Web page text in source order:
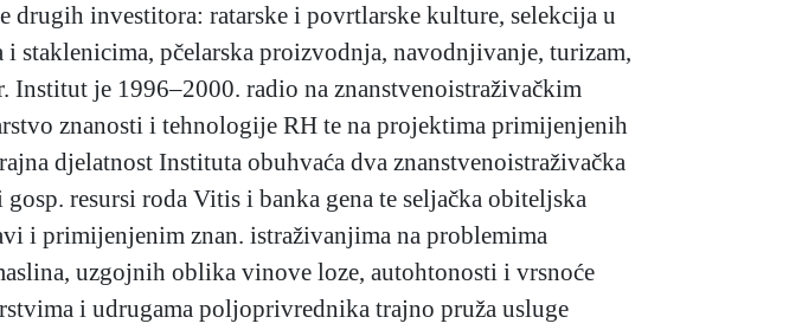
investitora: ratarske i povrtlarske kulture, selekcija u
staklenicima, pčelarska proizvodnja, navodnjivanje, turizam,
je 1996–2000. radio na znanstvenoistraživačkim
znanosti i tehnologije RH te na projektima primijenjenih
djelatnost Instituta obuhvaća dva znanstvenoistraživačka
resursi roda Vitis i banka gena te seljačka obiteljska
i primijenjenim znan. istraživanjima na problemima
uzgojnih oblika vinove loze, autohtonosti i vrsnoće
i udrugama poljoprivrednika trajno pruža usluge